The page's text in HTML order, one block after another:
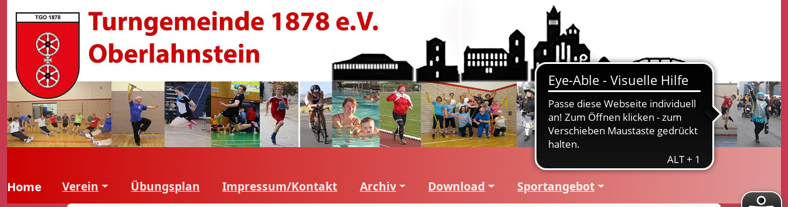
Home Verein Übungsplan Impressum/Kontakt Archiv Download Sportangebot